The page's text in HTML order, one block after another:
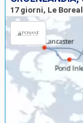
17 giorni, Le Boreal